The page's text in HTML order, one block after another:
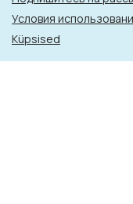
Условия
Küpsised